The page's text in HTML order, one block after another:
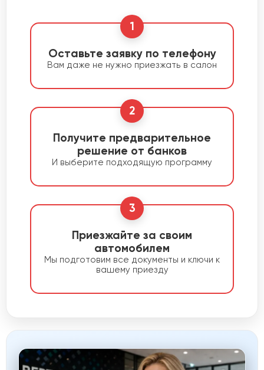
1
Оставьте заявку по телефону
Вам даже не нужно приезжать в салон
2
Получите предварительное
решение от банков
И выберите подходящую программу
3
Приезжайте за своим
автомобилем
Мы подготовим все документы и ключи к
вашему приезду